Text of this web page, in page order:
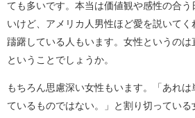
ても多いです。本当は価値観や感性の合う
いけど、アメリカ人男性ほど愛を説いて
躊躇している人もいます。女性というのは
ということでしょうか。
もちろん思慮深い女性もいます。「あれ
ているものではない。」と割り切っている